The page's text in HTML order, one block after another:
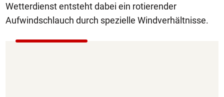
Wetterdienst entsteht dabei ein rotierender
Aufwindschlauch durch spezielle Windverhältnisse.